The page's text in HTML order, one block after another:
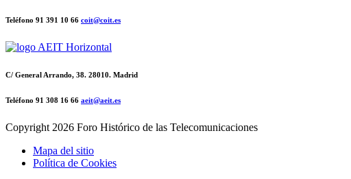
Teléfono 91 391 10 66 coit@coit.es
C/ General Arrando, 38. 28010. Madrid
Teléfono 91 308 16 66 aeit@aeit.es
Copyright 2026 Foro Histórico de las Telecomunicaciones
Mapa del sitio
Política de Cookies